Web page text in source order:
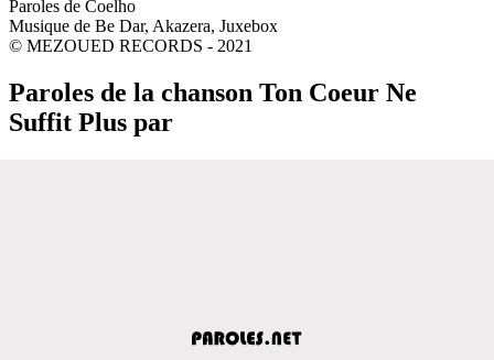
Paroles de Coelho
Musique de Be Dar, Akazera, Juxebox
© MEZOUED RECORDS - 2021
Paroles de la chanson Ton Coeur Ne
Suffit Plus par